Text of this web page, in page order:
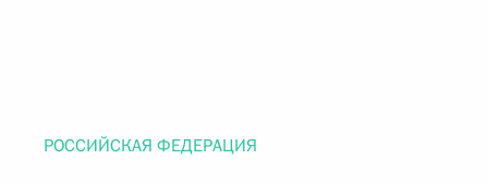
РОССИЙСКАЯ ФЕДЕРАЦИЯ